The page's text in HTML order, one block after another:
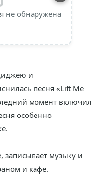
не обнаружена
и
песня «Lift Me
момент включил
особенно
записывает музыку и
и кафе.